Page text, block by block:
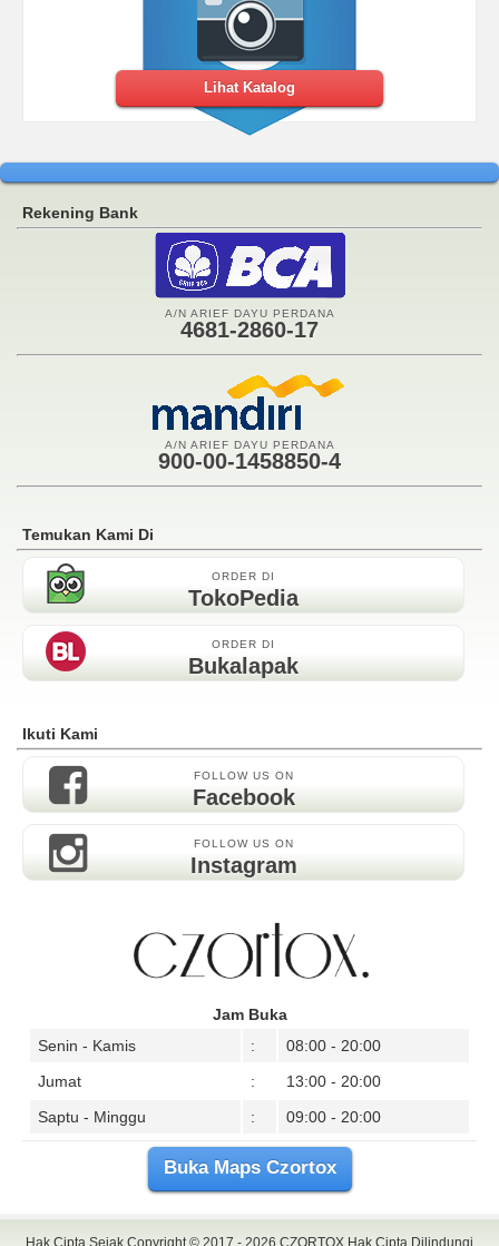
Lihat Katalog
Rekening Bank
A/N ARIEF DAYU PERDANA
4681-2860-17
A/N ARIEF DAYU PERDANA
900-00-1458850-4
Temukan Kami Di
ORDER DI
TokoPedia
ORDER DI
Bukalapak
Ikuti Kami
FOLLOW US ON
Facebook
FOLLOW US ON
Instagram
Jam Buka
Senin - Kamis
:
08:00 - 20:00
Jumat
:
13:00 - 20:00
Saptu - Minggu
: 09:00 - 20:00
Buka Maps Czortox
Hak Cipta Sejak Copyright © 2017 - 2026 CZORTOX Hak Cipta Dilindungi